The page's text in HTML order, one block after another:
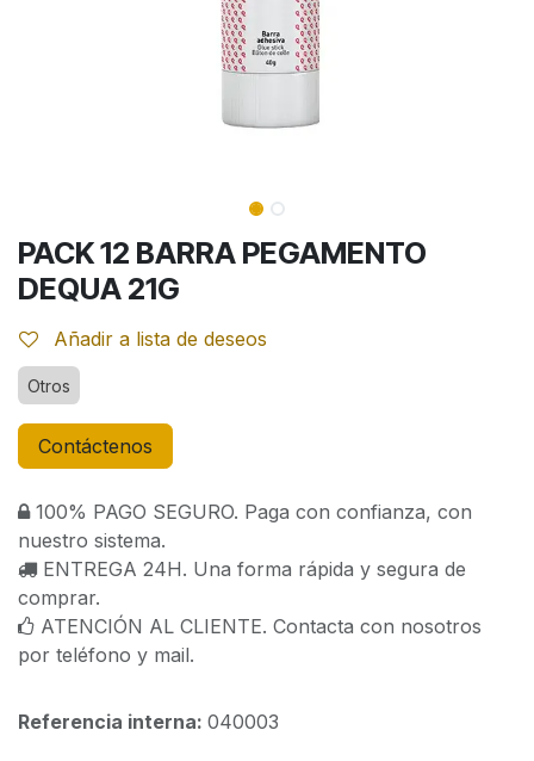
PACK 12 BARRA PEGAMENTO
DEQUA 21G
Añadir a lista de deseos
Otros
Contáctenos
100% PAGO SEGURO. Paga con confianza, con
nuestro sistema.
ENTREGA 24H. Una forma rápida y segura de
comprar.
ATENCIÓN AL CLIENTE. Contacta con nosotros
por teléfono y mail.
Referencia interna: 040003